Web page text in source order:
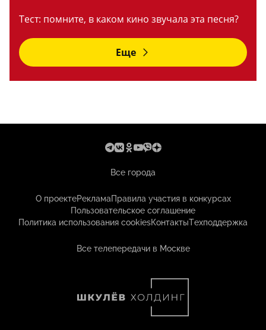
Тест: помните, в каком кино звучала эта песня?
Еще
Все города
О проектеРекламаПравила участия в конкурсах
Пользовательское соглашение
Политика использования cookiesКонтактыТехподдержка
Все телепередачи в Москве